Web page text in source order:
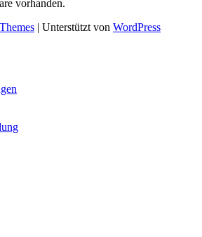
vorhanden.
| Unterstützt von WordPress